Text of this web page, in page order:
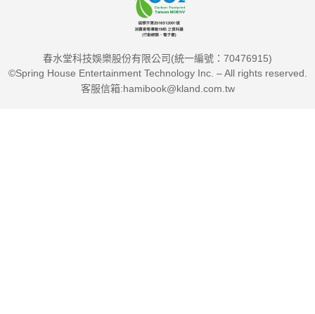
春水堂科技娛樂股份有限公司(統一編號：70476915)
©Spring House Entertainment Technology Inc. – All rights reserved.
客服信箱:hamibook@kland.com.tw